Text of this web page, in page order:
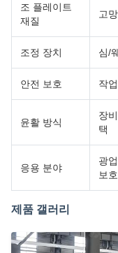
조 플레이트
재질
고
조정 장치 심/
안전 보호 작
윤활 방식
장
택
응용 분야
광
보호
제품 갤러리